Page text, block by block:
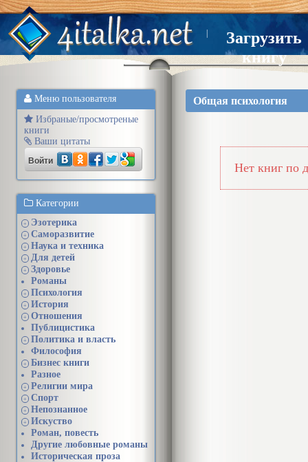
Загрузить
книгу
Меню пользователя
Избраные/просмотреные
книги
Ваши цитаты
Войти
Категории
+ Эзотерика
+ Саморазвитие
+ Наука и техника
+ Для детей
+
Здоровье
Романы
+ Психология
+ История
+
Отношения
Публицистика
+
Политика и власть
Философия
+
Бизнес книги
Разное
+ Религии мира
+ Спорт
+ Непознанное
+
Искуство
Роман, повесть
Другие любовные романы
Историческая проза
Общая психология
Нет книг по